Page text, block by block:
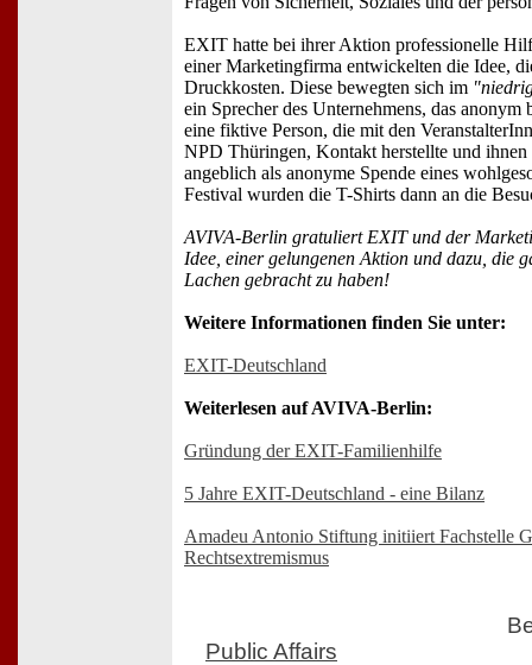
EXIT hatte bei ihrer Aktion professionelle
einer Marketingfirma entwickelten die Idee,
Druckkosten. Diese bewegten sich im
ein Sprecher des Unternehmens, das
eine fiktive Person, die mit den
NPD Thüringen, Kontakt herstellte und
angeblich als anonyme Spende eines
Festival wurden die T-Shirts dann an die
AVIVA-Berlin gratuliert EXIT und der
Idee, einer gelungenen Aktion und dazu, die
Lachen gebracht zu haben!
Weitere Informationen finden Sie unter:
EXIT-Deutschland
Weiterlesen auf AVIVA-Berlin:
Gründung der EXIT-Familienhilfe
5 Jahre EXIT-Deutschland - eine Bilanz
Amadeu Antonio Stiftung initiiert Fachstelle
Rechtsextremismus
Public Affairs